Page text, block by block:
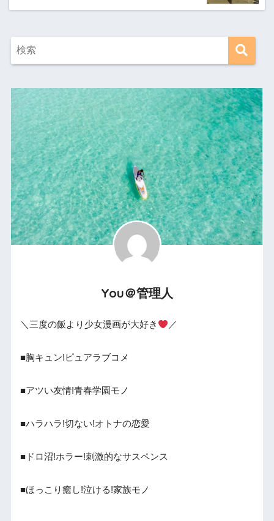
You＠管理人
＼三度の飯より少女漫画が大好き ／
■胸キュン!ピュアラブコメ
■アツい友情!青春学園モノ
■ハラハラ!切ない!オトナの恋愛
■ドロ沼!ホラー!刺激的なサスペンス
■ほっこり癒し!泣ける!家族モノ